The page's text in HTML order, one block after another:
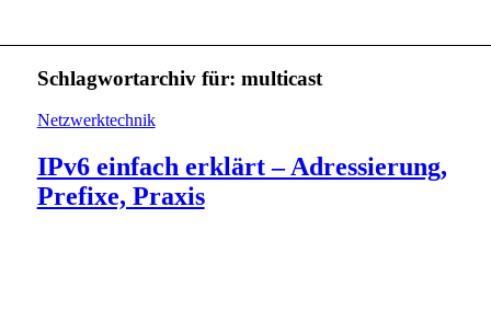
Schlagwortarchiv für: multicast
Netzwerktechnik
IPv6 einfach erklärt – Adressierung,
Prefixe, Praxis